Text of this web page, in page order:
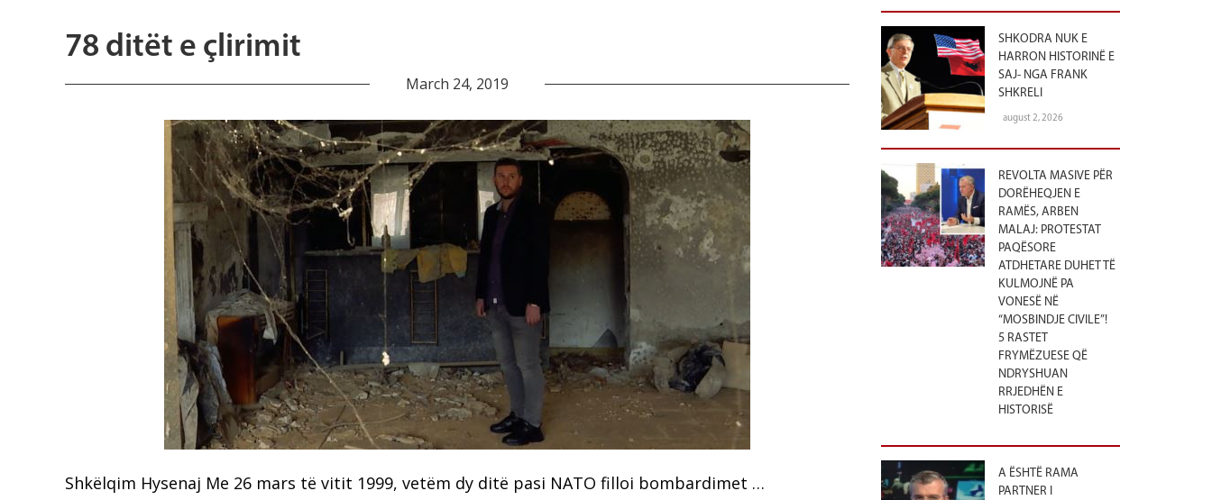
78 ditët e çlirimit
March 24, 2019
Shkëlqim Hysenaj Me 26 mars të vitit 1999, vetëm dy ditë pasi NATO filloi bombardimet …
SHKODRA NUK E
HARRON HISTORINË E
SAJ- NGA FRANK
SHKRELI
august 2, 2026
REVOLTA MASIVE PËR
DORËHEQJEN E
RAMËS, ARBEN
MALAJ: PROTESTAT
PAQËSORE
ATDHETARE DUHET TË
KULMOJNË PA
VONESË NË
“MOSBINDJE CIVILE”!
5 RASTET
FRYMËZUESE QË
NDRYSHUAN
RRJEDHËN E
HISTORISË
A ËSHTË RAMA
PARTNER I